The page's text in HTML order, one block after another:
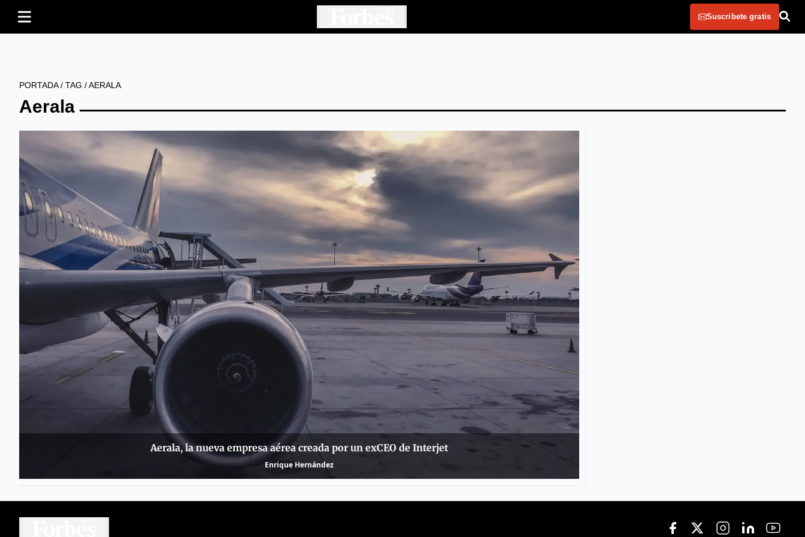
Suscribete gratis
PORTADA/ TAG /AERALA
Aerala
Aerala, la nueva empresa aérea creada por un exCEO de Interjet
Enrique Hernández